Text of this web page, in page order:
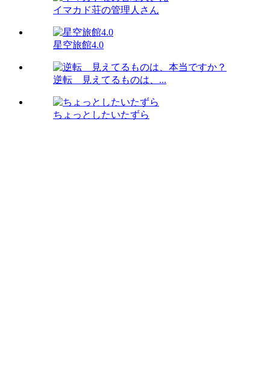
イマカド荘の管理人さん
星空旅館4.0
逆転 見えてるものは、...
ちょっとしたいたずら